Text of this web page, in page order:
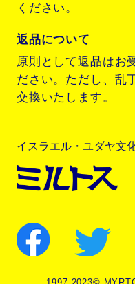
ください。
返品について
原則として返品はお
ださい。ただし、乱
交換いたします。
イスラエル・ユダヤ文